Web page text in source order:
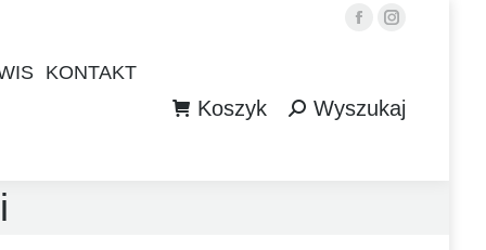
FacebookInstagram
KONTAKT
Koszyk Szukaj:Wyszukaj